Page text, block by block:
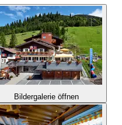
Bildergalerie öffnen